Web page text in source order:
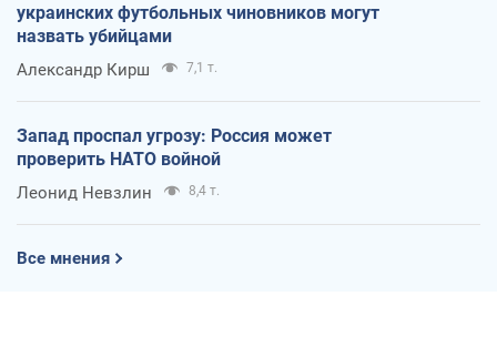
украинских футбольных чиновников могут
назвать убийцами
Александр Кирш 7,1 т.
Запад проспал угрозу: Россия может
проверить НАТО войной
Леонид Невзлин 8,4 т.
Все мнения